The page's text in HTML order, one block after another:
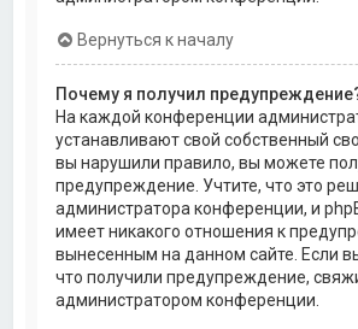
Вернуться к началу
Почему я получил
На каждой конференции
устанавливают свой собственный
вы нарушили правило, вы можете
предупреждение. Учтите, что это
администратора конференции, и
имеет никакого отношения к
вынесенным на данном сайте. Если
что получили предупреждение,
администратором конференции.